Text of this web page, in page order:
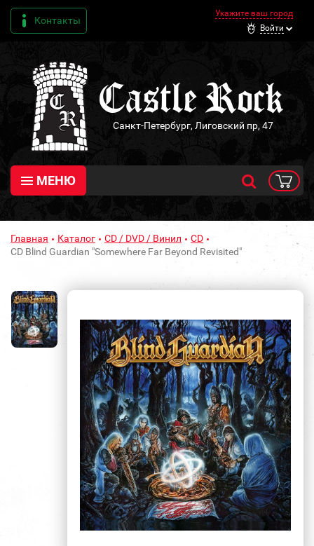
Контакты
Укажите ваш город
Войти
Санкт-Петербург, Лиговский пр, 47
МЕНЮ
Главная Каталог CD / DVD / Винил
CD
CD Blind Guardian "Somewhere Far Beyond Revisited"